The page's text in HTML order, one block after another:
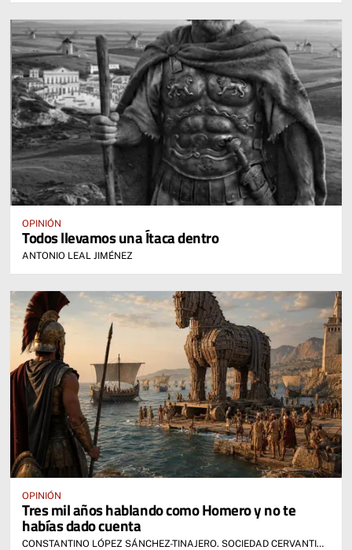
OPINIÓN
Todos llevamos una Ítaca dentro
ANTONIO LEAL JIMÉNEZ
OPINIÓN
Tres mil años hablando como Homero y no te
habías dado cuenta
CONSTANTINO LÓPEZ SÁNCHEZ-TINAJERO. SOCIEDAD CERVANTINA DE ALCÁZAR DE SAN JUAN